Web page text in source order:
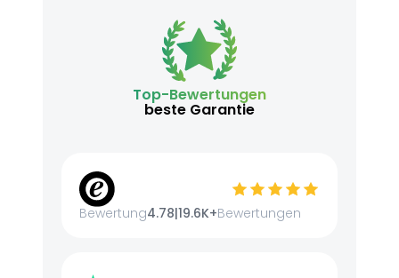
Top-Bewertungen
beste Garantie
Bewertung4.78|19.6K+Bewertungen